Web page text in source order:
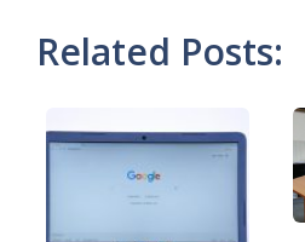
Related Posts: